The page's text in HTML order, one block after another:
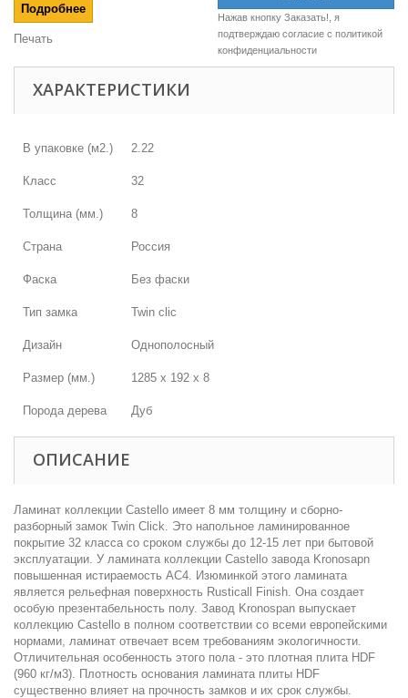
Подробнее
Печать
Нажав кнопку Заказать!, я
подтверждаю согласие c политикой
конфиденциальности
ХАРАКТЕРИСТИКИ
В упаковке (м2.) 2.22
Класс 32
Толщина (мм.) 8
Страна Россия
Фаска Без фаски
Тип замка Twin clic
Дизайн Однополосный
Размер (мм.) 1285 х 192 х 8
Порода дерева Дуб
ОПИСАНИЕ
Ламинат коллекции Castello имеет 8 мм толщину и сборно-
разборный замок Twin Click. Это напольное ламинированное
покрытие 32 класса со сроком службы до 12-15 лет при бытовой
эксплуатации. У ламината коллекции Castello завода Kronosapn
повышенная истираемость AC4. Изюминкой этого ламината
является рельефная поверхность Rusticall Finish. Она создает
особую презентабельность полу. Завод Kronospan выпускает
коллекцию Castello в полном соответствии со всеми европейскими
нормами, ламинат отвечает всем требованиям экологичности.
Отличительная особенность этого пола - это плотная плита HDF
(960 кг/м3). Плотность основания ламината плиты HDF
существенно влияет на прочность замков и их срок службы.